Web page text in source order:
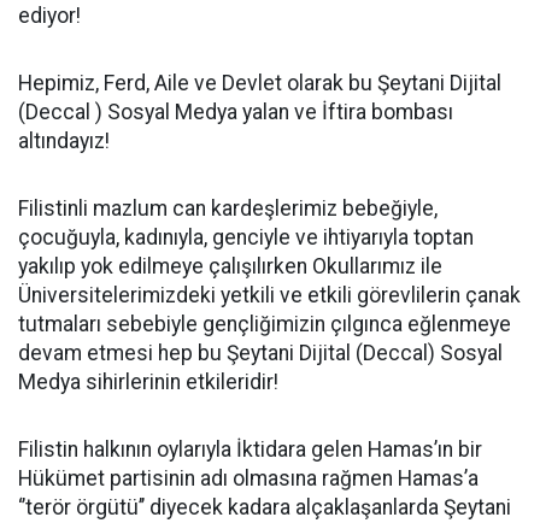
ediyor!
Hepimiz, Ferd, Aile ve Devlet olarak bu Şeytani Dijital
(Deccal ) Sosyal Medya yalan ve İftira bombası
altındayız!
Filistinli mazlum can kardeşlerimiz bebeğiyle,
çocuğuyla, kadınıyla, genciyle ve ihtiyarıyla toptan
yakılıp yok edilmeye çalışılırken Okullarımız ile
Üniversitelerimizdeki yetkili ve etkili görevlilerin çanak
tutmaları sebebiyle gençliğimizin çılgınca eğlenmeye
devam etmesi hep bu Şeytani Dijital (Deccal) Sosyal
Medya sihirlerinin etkileridir!
Filistin halkının oylarıyla İktidara gelen Hamas’ın bir
Hükümet partisinin adı olmasına rağmen Hamas’a
‘’terör örgütü’’ diyecek kadara alçaklaşanlarda Şeytani